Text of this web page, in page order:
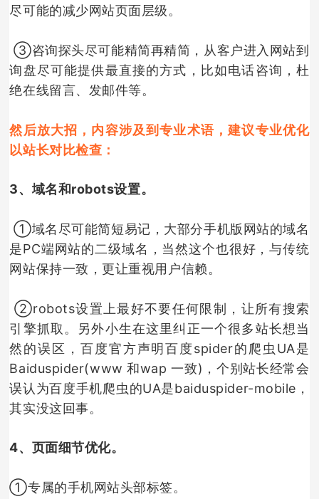
尽可能的减少网站页面层级。
③咨询探头尽可能精简再精简，从客户进入网站到
询盘尽可能提供最直接的方式，比如电话咨询，杜
绝在线留言、发邮件等。
然后放大招，内容涉及到专业术语，建议专业优化
以站长对比检查：
3、域名和robots设置。
①域名尽可能简短易记，大部分手机版网站的域名
是PC端网站的二级域名，当然这个也很好，与传统
网站保持一致，更让重视用户信赖。
②robots设置上最好不要任何限制，让所有搜索
引擎抓取。另外小生在这里纠正一个很多站长想当
然的误区，百度官方声明百度spider的爬虫UA是
Baiduspider(www 和wap 一致)，个别站长经常会
误认为百度手机爬虫的UA是baiduspider-mobile，
其实没这回事。
4、页面细节优化。
①专属的手机网站头部标签。